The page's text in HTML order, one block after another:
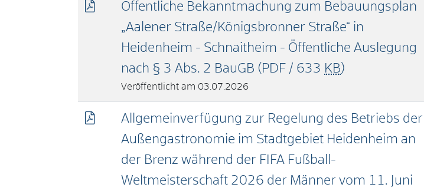
Öffentliche Bekanntmachung zum Bebauungsplan
„Aalener Straße/Königsbronner Straße“ in
Heidenheim - Schnaitheim - Öffentliche Auslegung
nach § 3 Abs. 2 BauGB (PDF / 633 KB)
03.07.2026
Allgemeinverfügung zur Regelung des Betriebs der
Außengastronomie im Stadtgebiet Heidenheim an
der Brenz während der FIFA Fußball-
Weltmeisterschaft 2026 der Männer vom 11. Juni